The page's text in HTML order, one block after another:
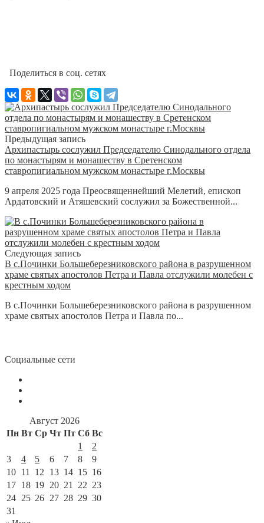
Поделиться в соц. сетях
Предыдущая запись
Архипастырь сослужил Председателю Синодального отдела
по монастырям и монашеству в Сретенском
ставропигиальном мужском монастыре г.Москвы
9 апреля 2025 года Преосвященнейший Мелетий, епископ
Ардатовский и Атяшевский сослужил за Божественной...
Следующая запись
В с.Починки Большеберезниковского района в разрушенном
храме святых апостолов Петра и Павла отслужили молебен с
крестным ходом
В с.Починки Большеберезниковского района в разрушенном
храме святых апостолов Петра и Павла по...
Социальные сети
Август 2026
Пн Вт Ср Чт Пт Сб Вс
1
2
3
4 5 6 7 8
9
10 11 12 13 14 15 16
17 18 19 20 21 22 23
24 25 26 27 28 29 30
31